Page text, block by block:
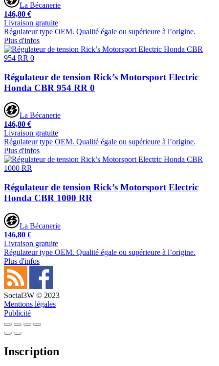
La Bécanerie
146,80 €
Livraison gratuite
Régulateur type OEM. Qualité égale ou supérieure à l’origine.
Plus d'infos
Régulateur de tension Rick’s Motorsport Electric
Honda CBR 954 RR 0
La Bécanerie
146,80 €
Livraison gratuite
Régulateur type OEM. Qualité égale ou supérieure à l’origine.
Plus d'infos
Régulateur de tension Rick’s Motorsport Electric
Honda CBR 1000 RR
La Bécanerie
146,80 €
Livraison gratuite
Régulateur type OEM. Qualité égale ou supérieure à l’origine.
Plus d'infos
Social3W © 2023
Mentions légales
Publicité
Inscription